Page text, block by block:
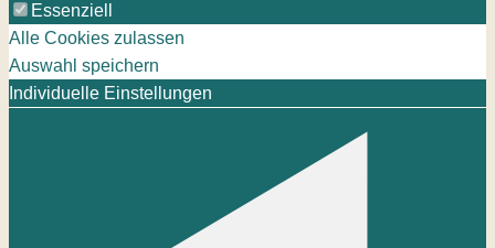
Essenziell
Alle Cookies zulassen
Auswahl speichern
Individuelle Einstellungen